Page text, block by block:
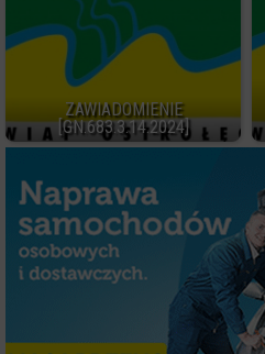
ZAWIADOMIENIE
[GN.683.3.14.2024]